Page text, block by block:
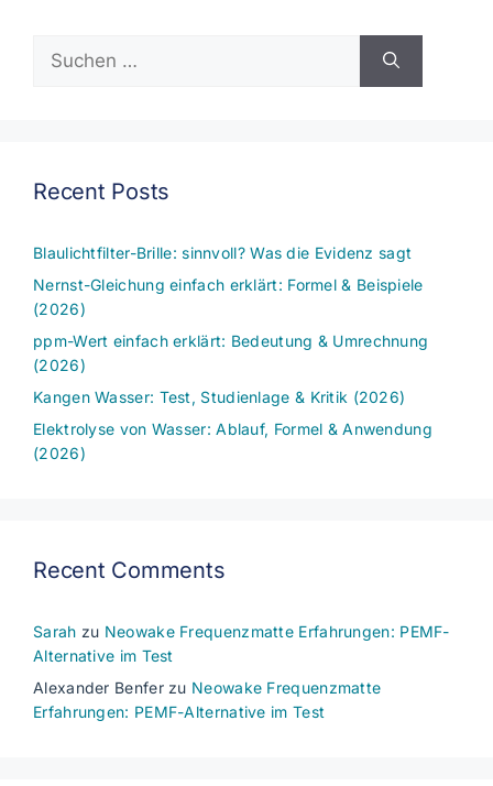
nach:
Recent Posts
Blaulichtfilter-Brille: sinnvoll? Was die Evidenz sagt
Nernst-Gleichung einfach erklärt: Formel & Beispiele
(2026)
ppm-Wert einfach erklärt: Bedeutung & Umrechnung
(2026)
Kangen Wasser: Test, Studienlage & Kritik (2026)
Elektrolyse von Wasser: Ablauf, Formel & Anwendung
(2026)
Recent Comments
Sarah zu Neowake Frequenzmatte Erfahrungen: PEMF-
Alternative im Test
Alexander Benferzu Neowake Frequenzmatte
Erfahrungen: PEMF-Alternative im Test